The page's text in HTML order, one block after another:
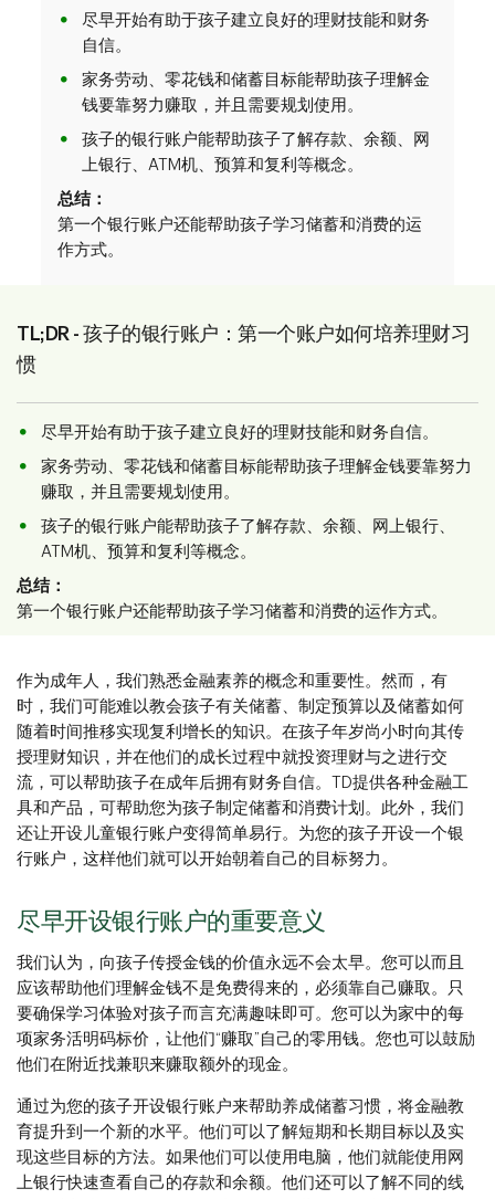
尽早开始有助于孩子建立良好的理财技能和财务
自信。
家务劳动、零花钱和储蓄目标能帮助孩子理解金
钱要靠努力赚取，并且需要规划使用。
孩子的银行账户能帮助孩子了解存款、余额、网
上银行、ATM机、预算和复利等概念。
总结：
第一个银行账户还能帮助孩子学习储蓄和消费的运
作方式。
TL;DR - 孩子的银行账户：第一个账户如何培养理财习
惯
尽早开始有助于孩子建立良好的理财技能和财务自信。
家务劳动、零花钱和储蓄目标能帮助孩子理解金钱要靠努力
赚取，并且需要规划使用。
孩子的银行账户能帮助孩子了解存款、余额、网上银行、
ATM机、预算和复利等概念。
总结：
第一个银行账户还能帮助孩子学习储蓄和消费的运作方式。
作为成年人，我们熟悉金融素养的概念和重要性。然而，有
时，我们可能难以教会孩子有关储蓄、制定预算以及储蓄如何
随着时间推移实现复利增长的知识。在孩子年岁尚小时向其传
授理财知识，并在他们的成长过程中就投资理财与之进行交
流，可以帮助孩子在成年后拥有财务自信。TD提供各种金融工
具和产品，可帮助您为孩子制定储蓄和消费计划。此外，我们
还让开设儿童银行账户变得简单易行。为您的孩子开设一个银
行账户，这样他们就可以开始朝着自己的目标努力。
尽早开设银行账户的重要意义
我们认为，向孩子传授金钱的价值永远不会太早。您可以而且
应该帮助他们理解金钱不是免费得来的，必须靠自己赚取。只
要确保学习体验对孩子而言充满趣味即可。您可以为家中的每
项家务活明码标价，让他们“赚取”自己的零用钱。您也可以鼓励
他们在附近找兼职来赚取额外的现金。
通过为您的孩子开设银行账户来帮助养成储蓄习惯，将金融教
育提升到一个新的水平。他们可以了解短期和长期目标以及实
现这些目标的方法。如果他们可以使用电脑，他们就能使用网
上银行快速查看自己的存款和余额。他们还可以了解不同的线